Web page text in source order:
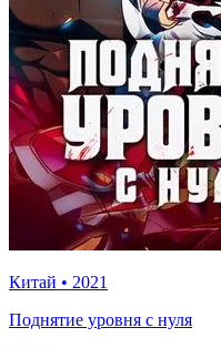
Китай • 2021
Поднятие уровня с нуля